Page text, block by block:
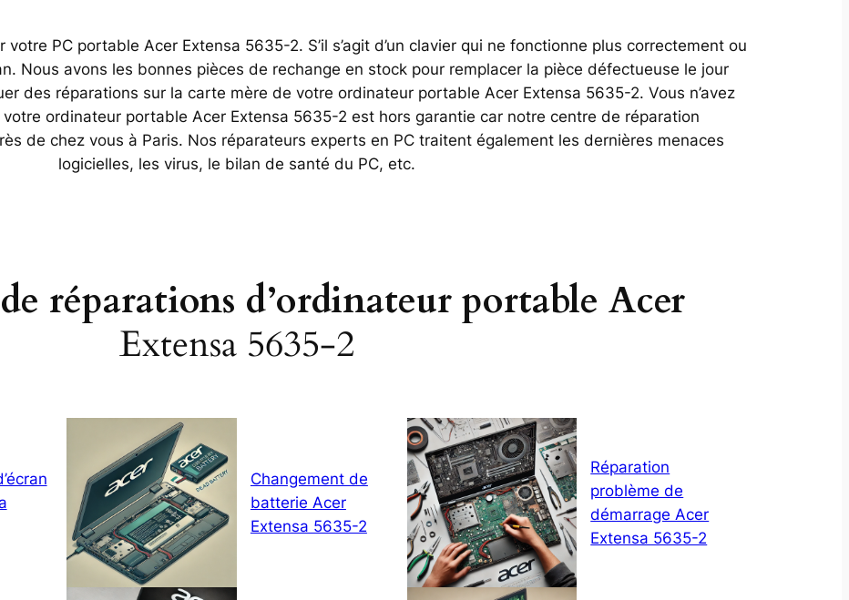
PC portable Acer Extensa 5635-2. S’il s’agit d’un clavier qui ne fonctionne plus correctement ou
Nous avons les bonnes pièces de rechange en stock pour remplacer la pièce défectueuse le jour
des réparations sur la carte mère de votre ordinateur portable Acer Extensa 5635-2. Vous n’avez
ordinateur portable Acer Extensa 5635-2 est hors garantie car notre centre de réparation
de chez vous à Paris. Nos réparateurs experts en PC traitent également les dernières menaces
logicielles, les virus, le bilan de santé du PC, etc.
réparations d’ordinateur portable Acer
Extensa 5635-2
Changement de
batterie Acer
Extensa 5635-2
Réparation
problème de
démarrage Acer
Extensa 5635-2